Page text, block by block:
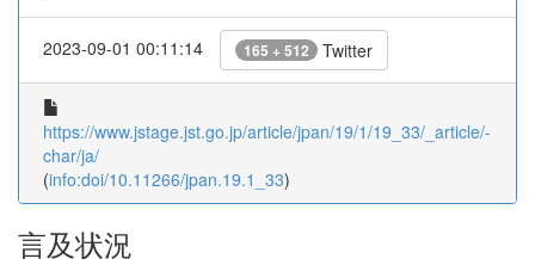
2023-09-01 00:11:14 165 + 512 Twitter
https://www.jstage.jst.go.jp/article/jpan/19/1/19_33/_article/-
char/ja/
(info:doi/10.11266/jpan.19.1_33)
言及状況